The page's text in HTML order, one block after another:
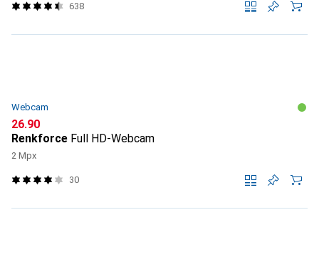
638
Webcam
CHF
26.90
Renkforce Full HD-Webcam
2 Mpx
30